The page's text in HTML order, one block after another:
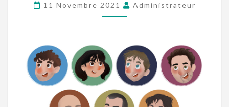
11 Novembre 2021 Administrateur